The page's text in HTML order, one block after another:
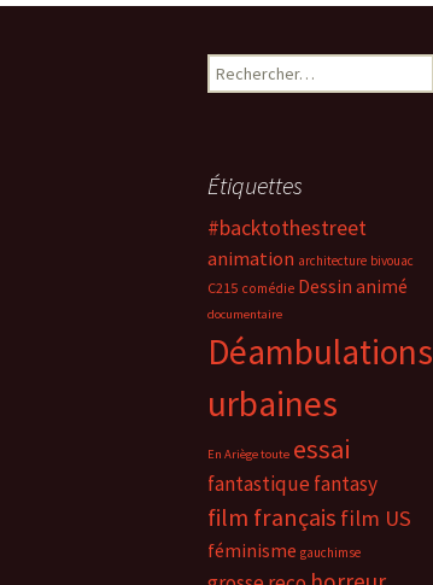
Rechercher :
Étiquettes
#backtothestreet
animation architecture bivouac
C215 comédie Dessin animé
documentaire
Déambulations
urbaines
En Ariège toute essai
fantastiquefantasy
film français film US
féminisme gauchimse